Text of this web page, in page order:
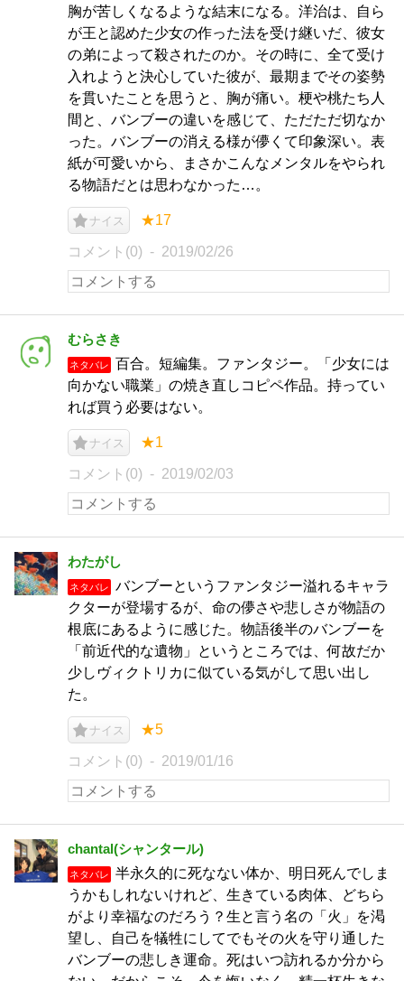
胸が苦しくなるような結末になる。洋治は、自ら
が王と認めた少女の作った法を受け継いだ、彼女
の弟によって殺されたのか。その時に、全て受け
入れようと決心していた彼が、最期までその姿勢
を貫いたことを思うと、胸が痛い。梗や桃たち人
間と、バンブーの違いを感じて、ただただ切なか
った。バンブーの消える様が儚くて印象深い。表
紙が可愛いから、まさかこんなメンタルをやられ
る物語だとは思わなかった…。
ナイス ★17
コメント(0) 2019/02/26
むらさき
ネタバレ
百合。短編集。ファンタジー。「少女には
向かない職業」の焼き直しコピペ作品。持ってい
れば買う必要はない。
ナイス ★1
コメント(0) 2019/02/03
わたがし
ネタバレ
バンブーというファンタジー溢れるキャラ
クターが登場するが、命の儚さや悲しさが物語の
根底にあるように感じた。物語後半のバンブーを
「前近代的な遺物」というところでは、何故だか
少しヴィクトリカに似ている気がして思い出し
た。
ナイス ★5
コメント(0) 2019/01/16
chantal(シャンタール)
ネタバレ
半永久的に死なない体か、明日死んでしま
うかもしれないけれど、生きている肉体、どちら
がより幸福なのだろう？生と言う名の「火」を渇
望し、自己を犠牲にしてでもその火を守り通した
バンブーの悲しき運命。死はいつ訪れるか分から